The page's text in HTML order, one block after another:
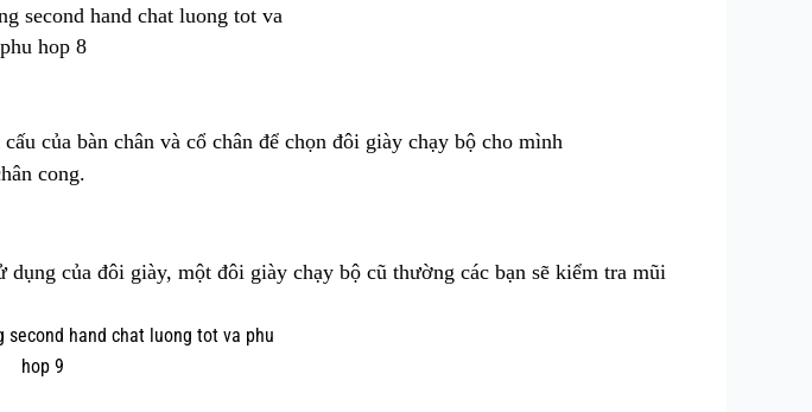
của bàn chân và cổ chân để chọn đôi giày chạy bộ cho mình
cong.
của đôi giày, một đôi giày chạy bộ cũ thường các bạn sẽ kiểm tra mũi